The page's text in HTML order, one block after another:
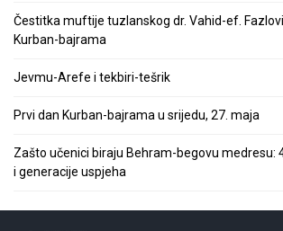
Čestitka muftije tuzlanskog dr. Vahid-ef.
Kurban-bajrama
Jevmu-Arefe i tekbiri-tešrik
Prvi dan Kurban-bajrama u srijedu, 27. maja
Zašto učenici biraju Behram-begovu medresu:
i generacije uspjeha